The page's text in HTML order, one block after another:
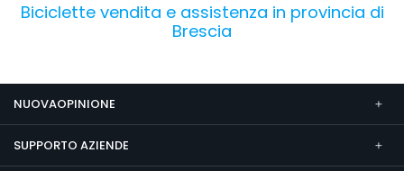
Biciclette vendita e assistenza in provincia di
Brescia
NUOVAOPINIONE
SUPPORTO AZIENDE